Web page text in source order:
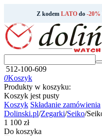
Z kodem LATOdo -20%
512-100-609
0Koszyk
Produkty w koszyku:
Koszyk jest pusty
Koszyk Składanie zamówienia
Dolinski.pl/Zegarki/Seiko/
‍1 100‍ zł
Do koszyka